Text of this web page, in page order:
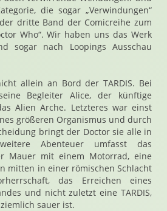
die sogar „Verwindungen“
dritte Band der Comicreihe zum
Who“. Wir haben uns das Werk
sogar nach Loopings Ausschau
allein an Bord der TARDIS. Bei
Begleiter Alice, der künftige
Alien Arche. Letzteres war einst
größeren Organismus und durch
bringt der Doctor sie alle in
Abenteuer umfasst das
Mauer mit einem Motorrad, eine
mitten in einer römischen Schlacht
das Erreichen eines
und nicht zuletzt eine TARDIS,
sauer ist.